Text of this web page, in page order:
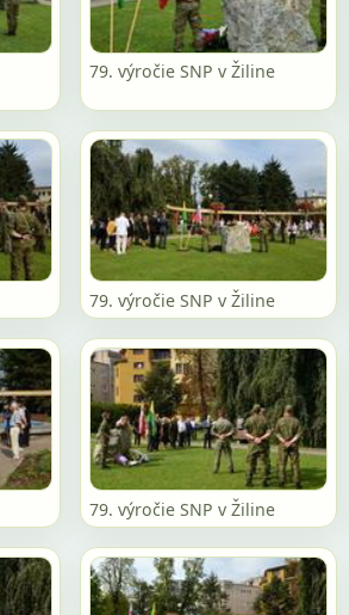
79. výročie SNP v Žiline
79. výročie SNP v Žiline
79. výročie SNP v Žiline